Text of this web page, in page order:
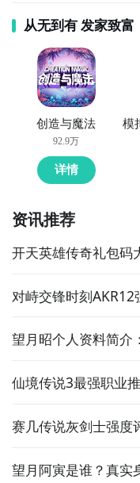
从无到有 发家致富
创造与魔法
92.9万
详情
资讯推荐
开天英雄传奇礼包码
对峙交锋时刻AKR12
望月昭个人资料简介
仙境传说3最强职业
赛几传说灰剑士强度
望月阿寅是谁？真实